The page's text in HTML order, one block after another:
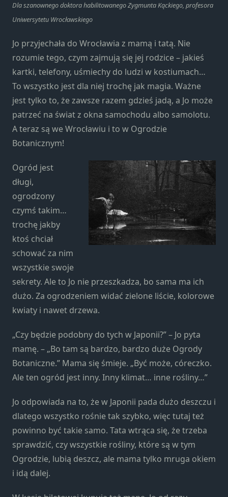
Dla szanownego doktora habilitowanego Zygmunta Kąckiego, profesora
Uniwersytetu Wrocławskiego
Jo przyjechała do Wrocławia z mamą i tatą. Nie
rozumie tego, czym zajmują się jej rodzice – jakieś
kartki, telefony, uśmiechy do ludzi w kostiumach…
To wszystko jest dla niej trochę jak magia. Ważne
jest tylko to, że zawsze razem gdzieś jadą, a Jo może
patrzeć na świat z okna samochodu albo samolotu.
A teraz są we Wrocławiu i to w Ogrodzie
Botanicznym!
Ogród jest
długi,
ogrodzony
czymś takim…
trochę jakby
ktoś chciał
schować za nim
wszystkie swoje
sekrety. Ale to Jo nie przeszkadza, bo sama ma ich
dużo. Za ogrodzeniem widać zielone liście, kolorowe
kwiaty i nawet drzewa.
„Czy będzie podobny do tych w Japonii?” – Jo pyta
mamę. – „Bo tam są bardzo, bardzo duże Ogrody
Botaniczne.” Mama się śmieje. „Być może, córeczko.
Ale ten ogród jest inny. Inny klimat… inne rośliny…”
Jo odpowiada na to, że w Japonii pada dużo deszczu i
dlatego wszystko rośnie tak szybko, więc tutaj też
powinno być takie samo. Tata wtrąca się, że trzeba
sprawdzić, czy wszystkie rośliny, które są w tym
Ogrodzie, lubią deszcz, ale mama tylko mruga okiem
i idą dalej.
Konieczne
Te pliki cookie
nie są
opcjonalne. Są
one potrzebne
do
funkcjonowania
internetowej.
Statystyka
Abyśmy mogli
poprawić
funkcjonalność
i strukturę
strony
internetowej,
używana.
Aby nasza
strona
internetowa
działała jak
najlepiej
twojego
przejścia na nią.
Jeśli odrzucisz te
pliki cookie,
niektóre funkcje
znikną ze strony
internetowej.